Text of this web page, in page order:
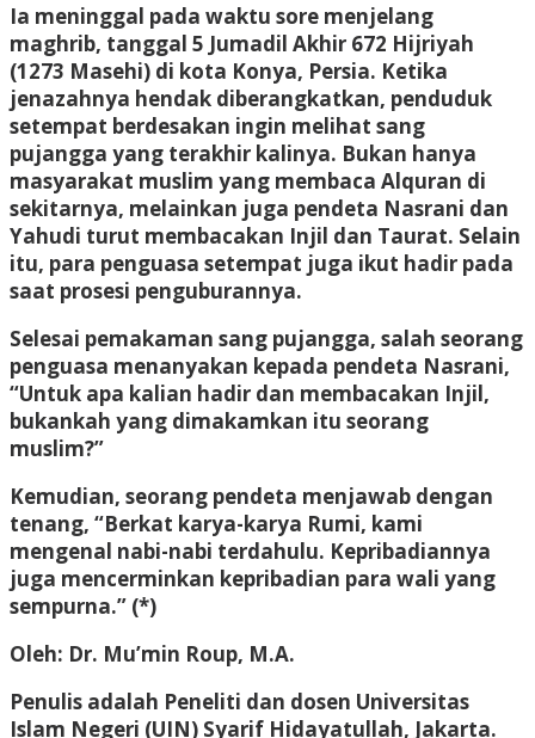
Ia meninggal pada waktu sore menjelang
maghrib, tanggal 5 Jumadil Akhir 672 Hijriyah
(1273 Masehi) di kota Konya, Persia. Ketika
jenazahnya hendak diberangkatkan, penduduk
setempat berdesakan ingin melihat sang
pujangga yang terakhir kalinya. Bukan hanya
masyarakat muslim yang membaca Alquran di
sekitarnya, melainkan juga pendeta Nasrani dan
Yahudi turut membacakan Injil dan Taurat. Selain
itu, para penguasa setempat juga ikut hadir pada
saat prosesi penguburannya.
Selesai pemakaman sang pujangga, salah seorang
penguasa menanyakan kepada pendeta Nasrani,
“Untuk apa kalian hadir dan membacakan Injil,
bukankah yang dimakamkan itu seorang
muslim?”
Kemudian, seorang pendeta menjawab dengan
tenang, “Berkat karya-karya Rumi, kami
mengenal nabi-nabi terdahulu. Kepribadiannya
juga mencerminkan kepribadian para wali yang
sempurna.” (*)
Oleh: Dr. Mu’min Roup, M.A.
Penulis adalah Peneliti dan dosen Universitas
Islam Negeri (UIN) Syarif Hidayatullah, Jakarta.